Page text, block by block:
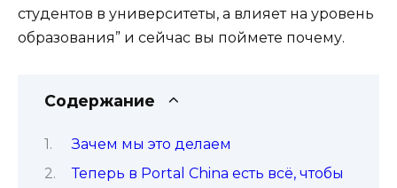
студентов в университеты, а влияет на уровень
образования” и сейчас вы поймете почему.
Содержание
Зачем мы это делаем
Теперь в Portal China есть всё, чтобы